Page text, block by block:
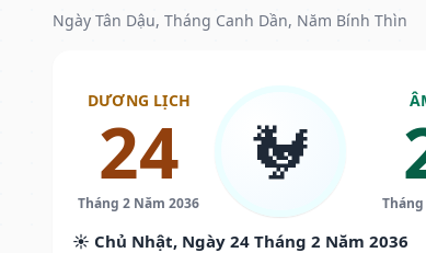
Ngày Tân Dậu, Tháng Canh Dần, Năm Bính Thìn
DƯƠNG LỊCH
24
Tháng 2 Năm 2036
🐓
☀️ Chủ Nhật, Ngày 24 Tháng 2 Năm 2036